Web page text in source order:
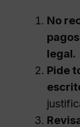
No
legal.
Pide